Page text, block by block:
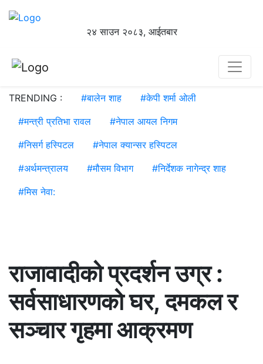
२४ साउन २०८३, आईतबार
TRENDING : #बालेन शाह #केपी शर्मा ओली
#मन्त्री प्रतिभा रावल #नेपाल आयल निगम
#निसर्ग हस्पिटल #नेपाल क्यान्सर हस्पिटल
#अर्थमन्त्रालय #मौसम विभाग #निर्देशक नागेन्द्र शाह
#मिस नेवा:
राजावादीको प्रदर्शन उग्र :
सर्वसाधारणको घर, दमकल र
सञ्चार गृहमा आक्रमण